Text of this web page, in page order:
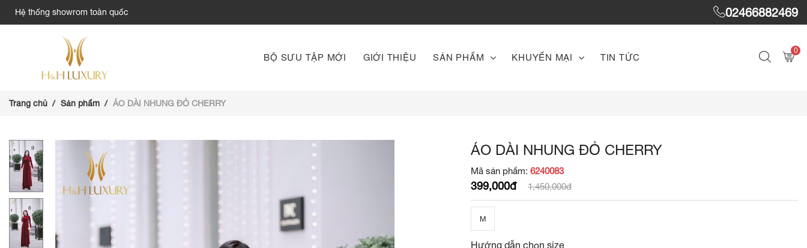
Hệ thống showrom toàn quốc 02466882469
BỘ SƯU TẬP MỚI GIỚI THIỆU SẢN PHẨM KHUYẾN MẠI TIN TỨC
0
Trang chủ Sản phẩm ÁO DÀI NHUNG ĐỎ CHERRY
ÁO DÀI NHUNG ĐỎ CHERRY
Mã sản phẩm: 6240083
399,000đ 1,450,000đ
M
Hướng dẫn chọn size